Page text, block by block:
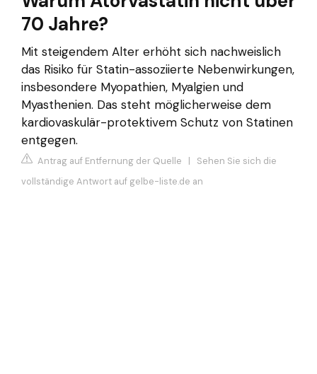
70 Jahre?
Mit steigendem Alter erhöht sich nachweislich
das Risiko für Statin-assoziierte Nebenwirkungen,
insbesondere Myopathien, Myalgien und
Myasthenien. Das steht möglicherweise dem
kardiovaskulär-protektivem Schutz von Statinen
entgegen.
Antrag auf Entfernung der Quelle | Sehen Sie sich die
vollständige Antwort auf gelbe-liste.de an